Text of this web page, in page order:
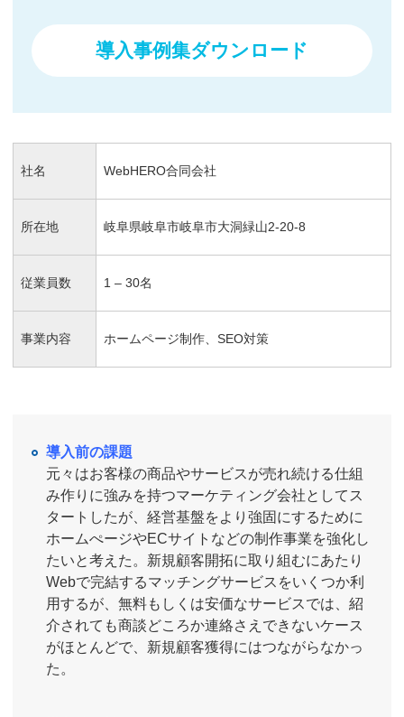
導入事例集ダウンロード
社名 WebHERO合同会社
所在地 岐阜県岐阜市岐阜市大洞緑山2-20-8
従業員数 1 – 30名
事業内容 ホームページ制作、SEO対策
導入前の課題
元々はお客様の商品やサービスが売れ続ける仕組
み作りに強みを持つマーケティング会社としてス
タートしたが、経営基盤をより強固にするために
ホームぺージやECサイトなどの制作事業を強化し
たいと考えた。新規顧客開拓に取り組むにあたり
Webで完結するマッチングサービスをいくつか利
用するが、無料もしくは安価なサービスでは、紹
介されても商談どころか連絡さえできないケース
がほとんどで、新規顧客獲得にはつながらなかっ
た。